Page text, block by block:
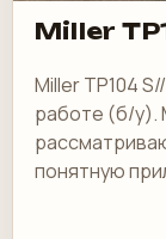
Miller
Miller TP104
работе (б/у).
понятную